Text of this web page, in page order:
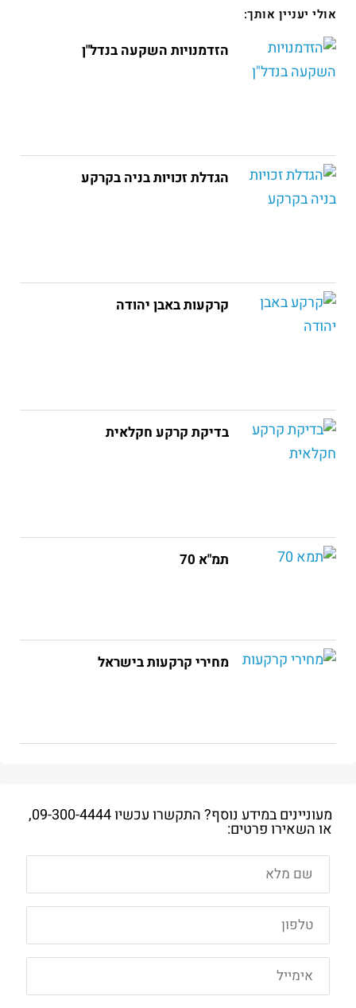
אולי יעניין אותך:
הזדמנויות השקעה בנדל"ן
הגדלת זכויות בניה בקרקע
קרקעות באבן יהודה
בדיקת קרקע חקלאית
תמ"א 70
מחירי קרקעות בישראל
מעוניינים במידע נוסף? התקשרו עכשיו09-300-4444
,
או השאירו פרטים: